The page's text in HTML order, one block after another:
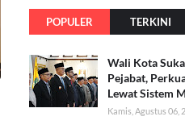
POPULER TERKINI
Wali Kota
Pejabat,
Lewat Sistem
Kamis, Agustus 06,